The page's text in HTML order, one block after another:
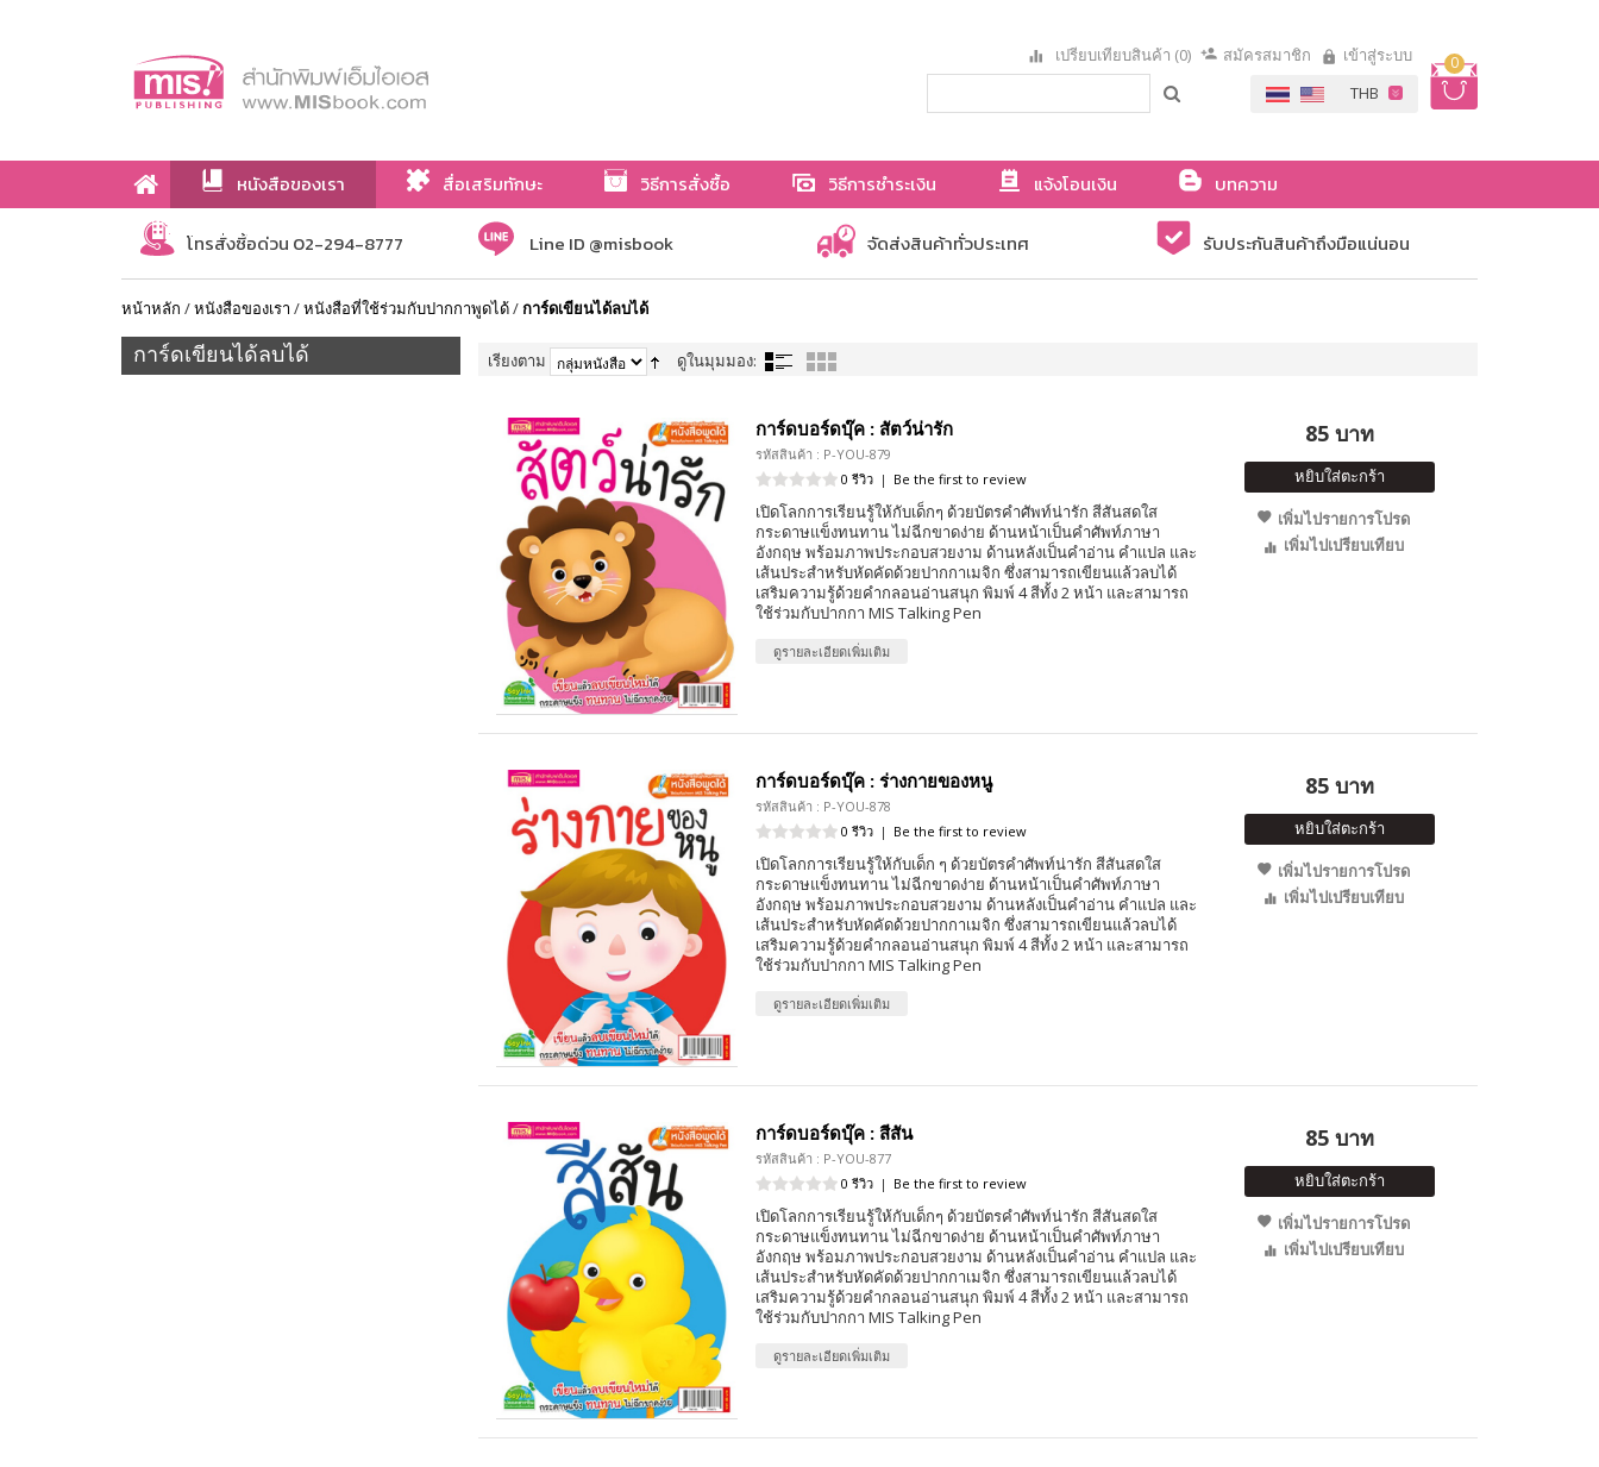
0
เปรียบเทียบสินค้า (0) สมัครสมาชิก เข้าสู่ระบบ
หนังสือของเรา สื่อเสริมทักษะ วิธีการสั่งซื้อ วิธีการชำระเงิน แจ้งโอนเงิน
บทความ
เกี่ยวกับเรา
โทรสั่งซื้อด่วน 02-294-8777 Line ID @misbook จัดส่งสินค้าทั่วประเทศ รับประกันสินค้าถึงมือแน่นอน
หน้าหลัก /หนังสือของเรา /หนังสือที่ใช้ร่วมกับปากกาพูดได้/การ์ดเขียนได้ลบได้
การ์ดเขียนได้ลบได้ เรียงตาม ดูในมุมมอง:
การ์ดบอร์ดบุ๊ค : สัตว์น่ารัก
รหัสสินค้า : P-YOU-879
0 รีวิว | Be the first to review
เปิดโลกการเรียนรู้ให้กับเด็กๆ ด้วยบัตรคำศัพท์น่ารัก สีสันสดใส
กระดาษแข็งทนทาน ไม่ฉีกขาดง่าย ด้านหน้าเป็นคำศัพท์ภาษา
อังกฤษ พร้อมภาพประกอบสวยงาม ด้านหลังเป็นคำอ่าน คำแปล และ
เส้นประสำหรับหัดคัดด้วยปากกาเมจิก ซึ่งสามารถเขียนแล้วลบได้
เสริมความรู้ด้วยคำกลอนอ่านสนุก พิมพ์ 4 สีทั้ง 2 หน้า และสามารถ
ใช้ร่วมกับปากกา MIS Talking Pen
ดูรายละเอียดเพิ่มเติม
85 บาท
หยิบใส่ตะกร้า
เพิ่มไปรายการโปรด
เพิ่มไปเปรียบเทียบ
การ์ดบอร์ดบุ๊ค : ร่างกายของหนู
รหัสสินค้า : P-YOU-878
0 รีวิว | Be the first to review
เปิดโลกการเรียนรู้ให้กับเด็ก ๆ ด้วยบัตรคำศัพท์น่ารัก สีสันสดใส
กระดาษแข็งทนทาน ไม่ฉีกขาดง่าย ด้านหน้าเป็นคำศัพท์ภาษา
อังกฤษ พร้อมภาพประกอบสวยงาม ด้านหลังเป็นคำอ่าน คำแปล และ
เส้นประสำหรับหัดคัดด้วยปากกาเมจิก ซึ่งสามารถเขียนแล้วลบได้
เสริมความรู้ด้วยคำกลอนอ่านสนุก พิมพ์ 4 สีทั้ง 2 หน้า และสามารถ
ใช้ร่วมกับปากกา MIS Talking Pen
ดูรายละเอียดเพิ่มเติม
85 บาท
หยิบใส่ตะกร้า
เพิ่มไปรายการโปรด
เพิ่มไปเปรียบเทียบ
การ์ดบอร์ดบุ๊ค : สีสัน
รหัสสินค้า : P-YOU-877
0 รีวิว | Be the first to review
เปิดโลกการเรียนรู้ให้กับเด็กๆ ด้วยบัตรคำศัพท์น่ารัก สีสันสดใส
กระดาษแข็งทนทาน ไม่ฉีกขาดง่าย ด้านหน้าเป็นคำศัพท์ภาษา
อังกฤษ พร้อมภาพประกอบสวยงาม ด้านหลังเป็นคำอ่าน คำแปล และ
เส้นประสำหรับหัดคัดด้วยปากกาเมจิก ซึ่งสามารถเขียนแล้วลบได้
เสริมความรู้ด้วยคำกลอนอ่านสนุก พิมพ์ 4 สีทั้ง 2 หน้า และสามารถ
ใช้ร่วมกับปากกา MIS Talking Pen
ดูรายละเอียดเพิ่มเติม
85 บาท
หยิบใส่ตะกร้า
เพิ่มไปรายการโปรด
เพิ่มไปเปรียบเทียบ